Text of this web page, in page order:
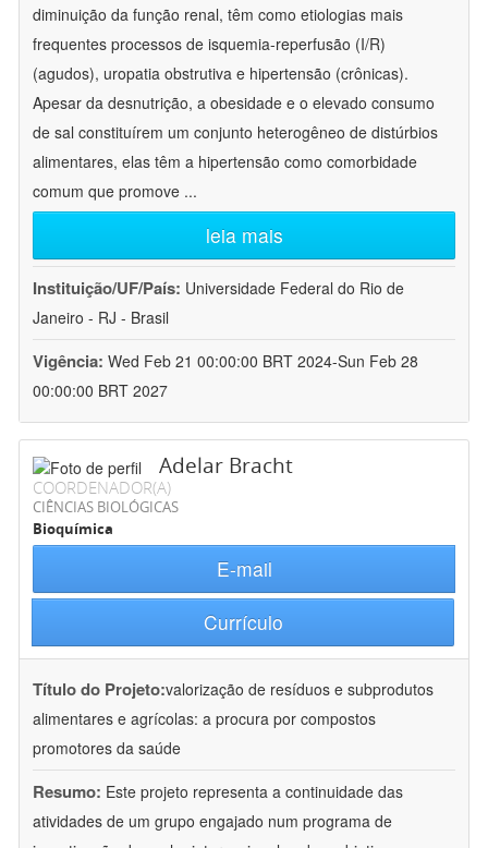
diminuição da função renal, têm como etiologias mais
frequentes processos de isquemia-reperfusão (I/R)
(agudos), uropatia obstrutiva e hipertensão (crônicas).
Apesar da desnutrição, a obesidade e o elevado consumo
de sal constituírem um conjunto heterogêneo de distúrbios
alimentares, elas têm a hipertensão como comorbidade
comum que promove ...
leia mais
Instituição/UF/País: Universidade Federal do Rio de
Janeiro - RJ - Brasil
Vigência: Wed Feb 21 00:00:00 BRT 2024-Sun Feb 28
00:00:00 BRT 2027
Adelar Bracht
COORDENADOR(A)
CIÊNCIAS BIOLÓGICAS
Bioquímica
E-mail
Currículo
Título do Projeto:valorização de resíduos e subprodutos
alimentares e agrícolas: a procura por compostos
promotores da saúde
Resumo: Este projeto representa a continuidade das
atividades de um grupo engajado num programa de